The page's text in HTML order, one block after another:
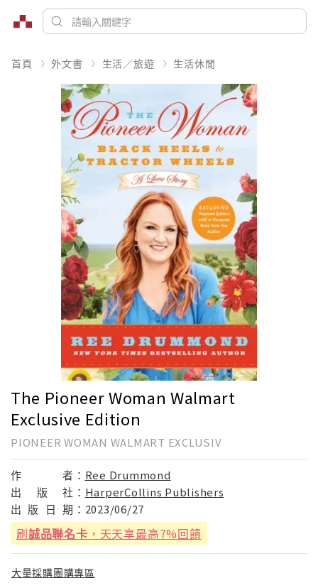
首頁 外文書 生活／旅遊 生活休閒
The Pioneer Woman Walmart
Exclusive Edition
PIONEER WOMAN WALMART EXCLUSIV
作 者： Ree Drummond
出
版 社： HarperCollins Publishers
出 版 日 期： 2023/06/27
刷誠品聯名卡 ，天天享最高7%回饋
大量採購團購專區